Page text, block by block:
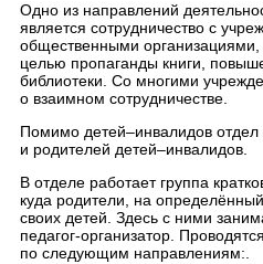
Одно из направлений
является сотрудничество с
общественными
целью пропаганды книги,
библиотеки. Со многими
о взаимном сотрудничестве.
Помимо детей–инвалидов отдел
и родителей детей–инвалидов.
В отделе работает группа
куда родители, на
своих детей. Здесь с ними
педагог-организатор.
по следующим направлениям:.